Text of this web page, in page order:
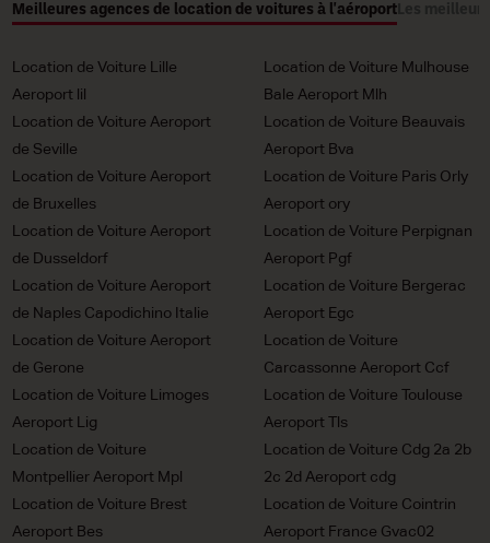
Meilleures agences de location de voitures à l'aéroportLes
Location de Voiture Lille
Aeroport lil
Location de Voiture Mulhouse
Bale Aeroport Mlh
Location de Voiture Aeroport
de Seville
Location de Voiture Beauvais
Aeroport Bva
Location de Voiture Aeroport
de Bruxelles
Location de Voiture Paris Orly
Aeroport ory
Location de Voiture Aeroport
de Dusseldorf
Location de Voiture Perpignan
Aeroport Pgf
Location de Voiture Aeroport
de Naples Capodichino Italie
Location de Voiture Bergerac
Aeroport Egc
Location de Voiture Aeroport
de Gerone
Location de Voiture
Carcassonne Aeroport Ccf
Location de Voiture Limoges
Aeroport Lig
Location de Voiture Toulouse
Aeroport Tls
Location de Voiture
Montpellier Aeroport Mpl
Location de Voiture Cdg 2a 2b
2c 2d Aeroport cdg
Location de Voiture Brest
Aeroport Bes
Location de Voiture Cointrin
Aeroport France Gvac02